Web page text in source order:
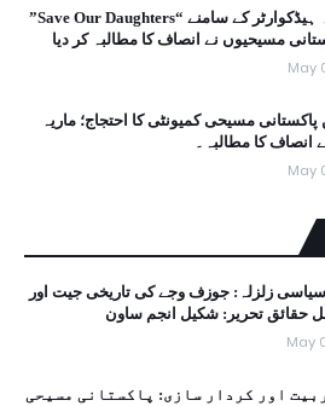
اقوام متحدہ ہیڈکوارٹر کے سامنے “Save Our Daughters”
مسیحیوں نے انصاف کا مطالبہ کر دیا
May
پاکستانی مسیحی کمیونٹی کا احتجاج؛ ماریہ
انصاف کا مطالبہ۔
May
سیاسی زلزلہ: جوزف وجے کی تاریخی جیت اور
حقائق تحریر: شکیل انجم ساون
May
اور کردار سازی: پاکستانی مسیحی